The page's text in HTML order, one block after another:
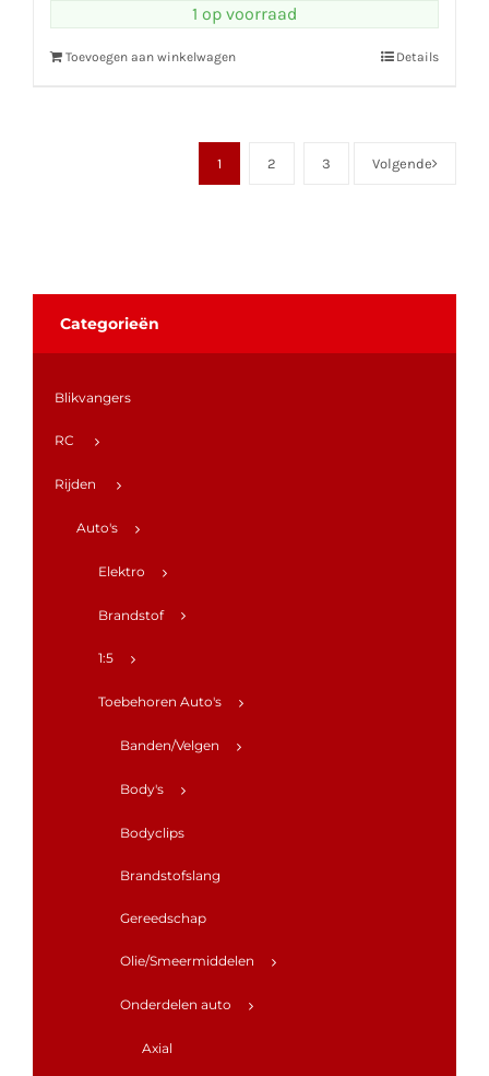
1 op voorraad
Toevoegen aan winkelwagen Details
1 2 3 Volgende
Categorieën
Blikvangers
RC
Rijden
Auto's
Elektro
Brandstof
1:5
Toebehoren Auto's
Banden/Velgen
Body's
Bodyclips
Brandstofslang
Gereedschap
Olie/Smeermiddelen
Onderdelen auto
Axial